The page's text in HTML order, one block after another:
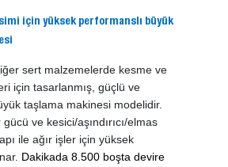
için yüksek performanslı büyük
sert malzemelerde kesme ve
için tasarlanmış, güçlü ve
taşlama makinesi modelidir.
ve kesici/aşındırıcı/elmas
ile ağır işler için yüksek
Dakikada 8.500 boşta devire